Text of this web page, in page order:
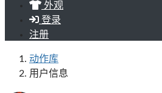
外观
登录
注册
动作库
用户信息